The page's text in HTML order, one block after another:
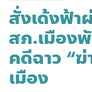
สั่งเด้งฟ้า
สภ.เมือง
คดีฉาว “
เมือง